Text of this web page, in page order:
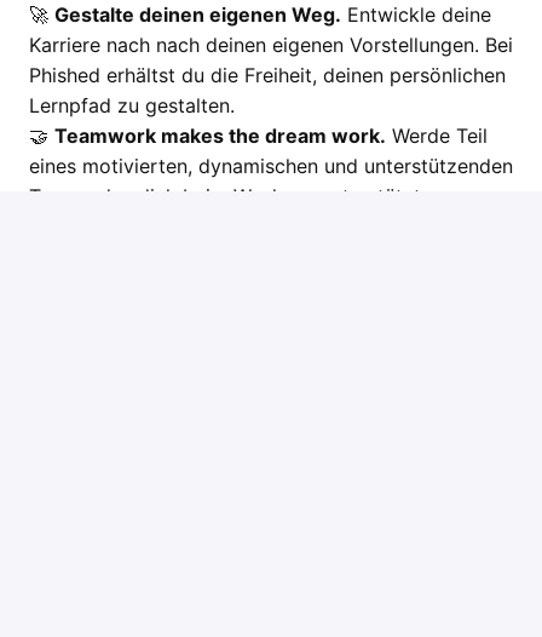
🚀 Gestalte deinen eigenen Weg. Entwickle deine
Karriere nach nach deinen eigenen Vorstellungen. Bei
Phished erhältst du die Freiheit, deinen persönlichen
Lernpfad zu gestalten.
🤝 Teamwork makes the dream work. Werde Teil
eines motivierten, dynamischen und unterstützenden
Teams, das dich beim Wachsen unterstützt.